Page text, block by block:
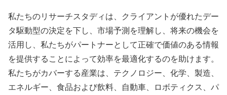
私たちのリサーチスタディは、クライアントが優れたデー
タ駆動型の決定を下し、市場予測を理解し、将来の機会を
活用し、私たちがパートナーとして正確で価値のある情報
を提供することによって効率を最適化するのを助けます。
私たちがカバーする産業は、テクノロジー、化学、製造、
エネルギー、食品および飲料、自動車、ロボティクス、パ